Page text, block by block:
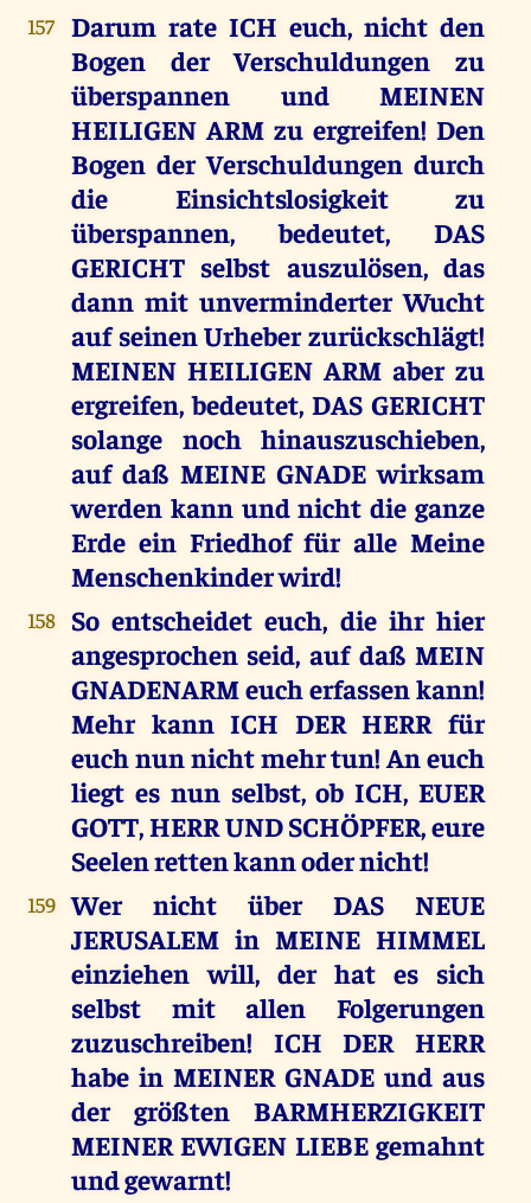
157
Darum rate ICH euch, nicht den
Bogen der Verschuldungen zu
überspannen und MEINEN
HEILIGEN ARM zu ergreifen! Den
Bogen der Verschuldungen durch
die Einsichtslosigkeit zu
überspannen, bedeutet, DAS
GERICHT selbst auszulösen, das
dann mit unverminderter Wucht
auf seinen Urheber zurückschlägt!
MEINEN HEILIGEN ARM aber zu
ergreifen, bedeutet, DAS GERICHT
solange noch hinauszuschieben,
auf daß MEINE GNADE wirksam
werden kann und nicht die ganze
Erde ein Friedhof für alle Meine
Menschenkinder wird!
158
So entscheidet euch, die ihr hier
angesprochen seid, auf daß MEIN
GNADENARM euch erfassen kann!
Mehr kann ICH DER HERR für
euch nun nicht mehr tun! An euch
liegt es nun selbst, ob ICH, EUER
GOTT, HERR UND SCHÖPFER, eure
Seelen retten kann oder nicht!
159 Wer nicht über DAS NEUE
JERUSALEM in MEINE HIMMEL
einziehen will, der hat es sich
selbst mit allen Folgerungen
zuzuschreiben! ICH DER HERR
habe in MEINER GNADE und aus
der größten BARMHERZIGKEIT
MEINER EWIGEN LIEBE gemahnt
und gewarnt!